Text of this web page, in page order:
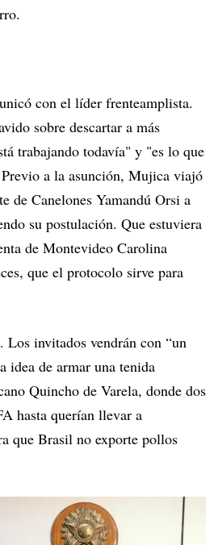
con el líder frenteamplista.
sobre descartar a más
trabajando todavía" y "es lo que
a la asunción, Mujica viajó
de Canelones Yamandú Orsi a
su postulación. Que estuviera
de Montevideo Carolina
que el protocolo sirve para
Los invitados vendrán con “un
idea de armar una tenida
Quincho de Varela, donde dos
hasta querían llevar a
que Brasil no exporte pollos